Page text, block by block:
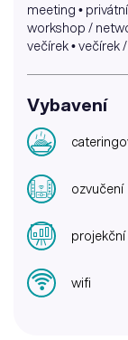
meeting •
workshop /
večírek • večírek
Vybavení
ozvučení
projekční
wifi